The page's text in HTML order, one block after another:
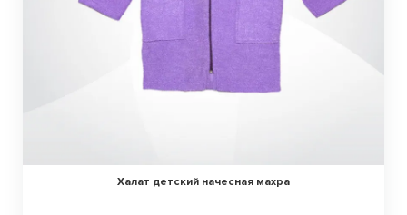
Халат детский начесная махра